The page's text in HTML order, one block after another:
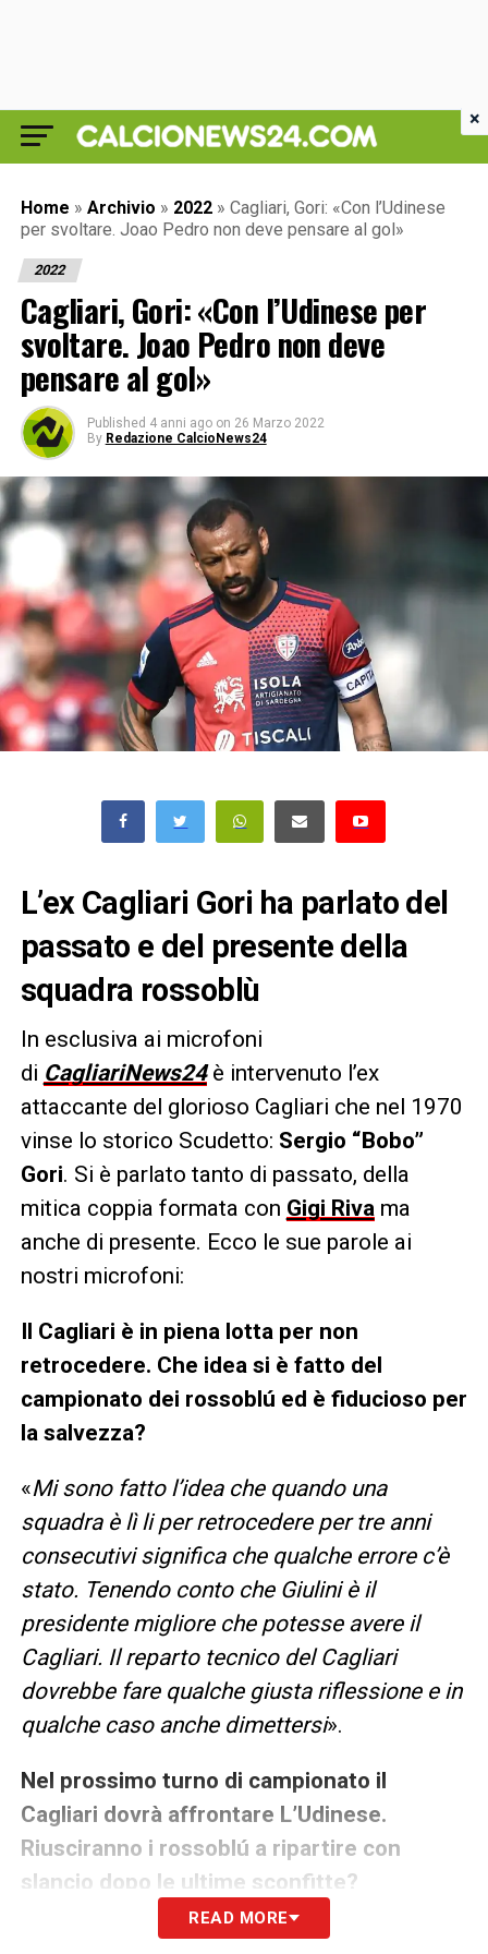
Home » Archivio » 2022 » Cagliari, Gori: «Con l’Udinese
per svoltare. Joao Pedro non deve pensare al gol»
2022
Cagliari, Gori: «Con l’Udinese per
svoltare. Joao Pedro non deve
pensare al gol»
Published 4 anni ago on 26 Marzo 2022
By Redazione CalcioNews24
L’ex Cagliari Gori ha parlato del
passato e del presente della
squadra rossoblù
In esclusiva ai microfoni
di CagliariNews24è intervenuto l’ex
attaccante del glorioso Cagliari che nel 1970
vinse lo storico Scudetto: Sergio “Bobo”
Gori. Si è parlato tanto di passato, della
mitica coppia formata con Gigi Riva ma
anche di presente. Ecco le sue parole ai
nostri microfoni:
Il Cagliari è in piena lotta per non
retrocedere. Che idea si è fatto del
campionato dei rossoblú ed è fiducioso per
la salvezza?
«Mi sono fatto l’idea che quando una
squadra è lì li per retrocedere per tre anni
consecutivi significa che qualche errore c’è
stato. Tenendo conto che Giulini è il
presidente migliore che potesse avere il
Cagliari. Il reparto tecnico del Cagliari
dovrebbe fare qualche giusta riflessione e in
qualche caso anche dimettersi».
Nel prossimo turno di campionato il
Cagliari dovrà affrontare L’Udinese.
Riusciranno i rossoblú a ripartire con
slancio dopo le ultime sconfitte?
Il Cagliari ha fatto buoni risultati poi è
READ MORE
×